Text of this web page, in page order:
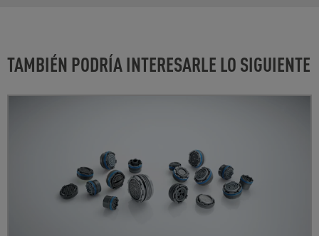
TAMBIÉN PODRÍA INTERESARLE LO SIGUIENTE